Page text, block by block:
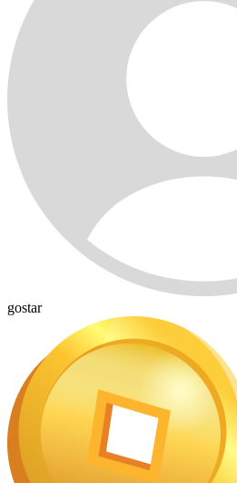
gostar